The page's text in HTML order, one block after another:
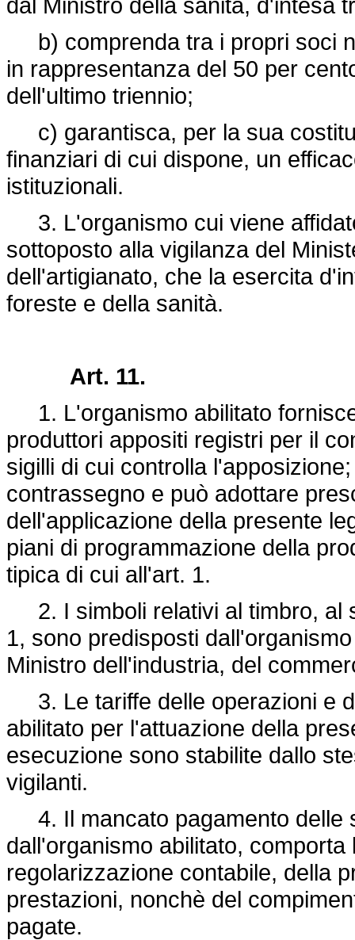
b) comprenda tra i propri soci
in rappresentanza del 50 per
dell'ultimo triennio;
c) garantisca, per la sua
finanziari di cui dispone, un
istituzionali.
3. L'organismo cui viene
sottoposto alla vigilanza del
dell'artigianato, che la esercita
foreste e della sanità.
Art. 11.
1. L'organismo abilitato
produttori appositi registri per il
sigilli di cui controlla
contrassegno e può adottare
dell'applicazione della presente
piani di programmazione della
tipica di cui all'art. 1.
2. I simboli relativi al timbro, al
1, sono predisposti
Ministro dell'industria, del
3. Le tariffe delle operazioni e
abilitato per l'attuazione della
esecuzione sono stabilite dallo
vigilanti.
4. Il mancato pagamento delle
dall'organismo abilitato,
regolarizzazione contabile, della
prestazioni, nonchè del
pagate.